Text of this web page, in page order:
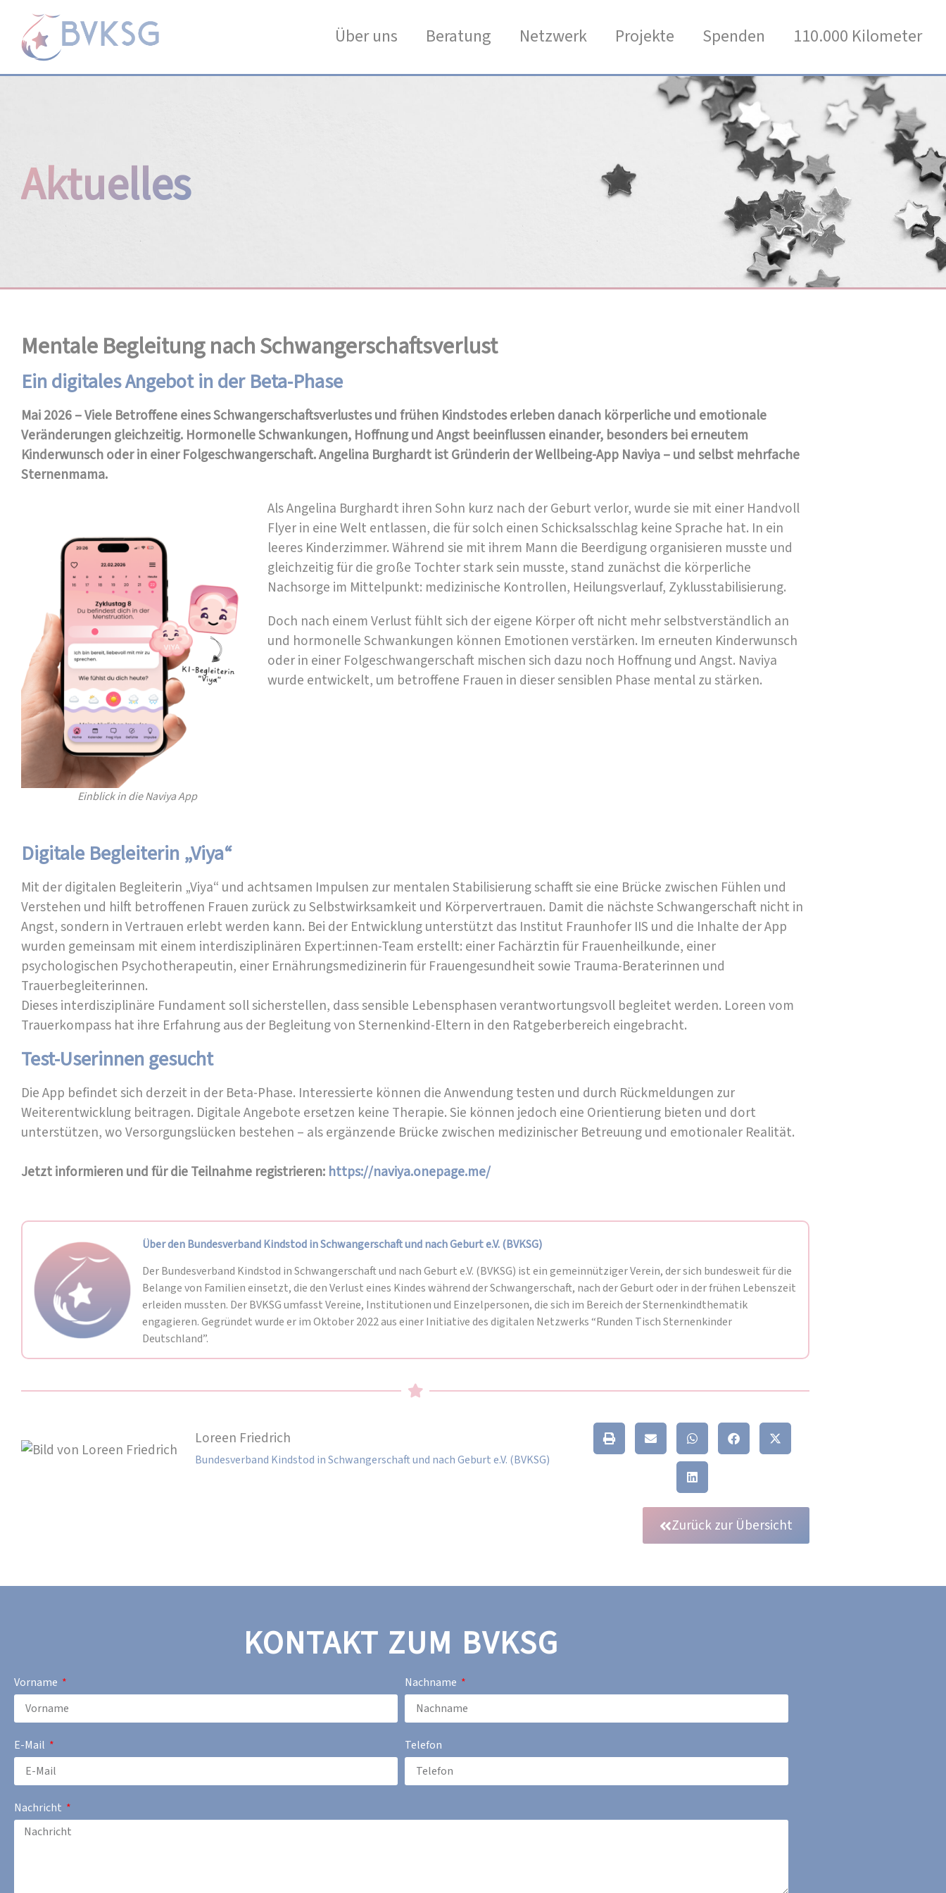
Über uns Beratung Netzwerk Projekte Spenden 110.000 Kilometer
Aktuelles
Mentale Begleitung nach Schwangerschaftsverlust
Ein digitales Angebot in der Beta-Phase
Mai 2026 – Viele Betroffene eines Schwangerschaftsverlustes und frühen Kindstodes erleben danach körperliche und emotionale
Veränderungen gleichzeitig. Hormonelle Schwankungen, Hoffnung und Angst beeinflussen einander, besonders bei erneutem
Kinderwunsch oder in einer Folgeschwangerschaft. Angelina Burghardt ist Gründerin der Wellbeing-App Naviya – und selbst mehrfache
Sternenmama.
Einblick in die Naviya App
Als Angelina Burghardt ihren Sohn kurz nach der Geburt verlor, wurde sie mit einer Handvoll
Flyer in eine Welt entlassen, die für solch einen Schicksalsschlag keine Sprache hat. In ein
leeres Kinderzimmer. Während sie mit ihrem Mann die Beerdigung organisieren musste und
gleichzeitig für die große Tochter stark sein musste, stand zunächst die körperliche
Nachsorge im Mittelpunkt: medizinische Kontrollen, Heilungsverlauf, Zyklusstabilisierung.
Doch nach einem Verlust fühlt sich der eigene Körper oft nicht mehr selbstverständlich an
und hormonelle Schwankungen können Emotionen verstärken. Im erneuten Kinderwunsch
oder in einer Folgeschwangerschaft mischen sich dazu noch Hoffnung und Angst. Naviya
wurde entwickelt, um betroffene Frauen in dieser sensiblen Phase mental zu stärken.
Digitale Begleiterin „Viya“
Mit der digitalen Begleiterin „Viya“ und achtsamen Impulsen zur mentalen Stabilisierung schafft sie eine Brücke zwischen Fühlen und
Verstehen und hilft betroffenen Frauen zurück zu Selbstwirksamkeit und Körpervertrauen. Damit die nächste Schwangerschaft nicht in
Angst, sondern in Vertrauen erlebt werden kann. Bei der Entwicklung unterstützt das Institut Fraunhofer IIS und die Inhalte der App
wurden gemeinsam mit einem interdisziplinären Expert:innen-Team erstellt: einer Fachärztin für Frauenheilkunde, einer
psychologischen Psychotherapeutin, einer Ernährungsmedizinerin für Frauengesundheit sowie Trauma-Beraterinnen und
Trauerbegleiterinnen.
Dieses interdisziplinäre Fundament soll sicherstellen, dass sensible Lebensphasen verantwortungsvoll begleitet werden. Loreen vom
Trauerkompass hat ihre Erfahrung aus der Begleitung von Sternenkind-Eltern in den Ratgeberbereich eingebracht.
Test-Userinnen gesucht
Die App befindet sich derzeit in der Beta-Phase. Interessierte können die Anwendung testen und durch Rückmeldungen zur
Weiterentwicklung beitragen. Digitale Angebote ersetzen keine Therapie. Sie können jedoch eine Orientierung bieten und dort
unterstützen, wo Versorgungslücken bestehen – als ergänzende Brücke zwischen medizinischer Betreuung und emotionaler Realität.
Jetzt informieren und für die Teilnahme registrieren: https://naviya.onepage.me/
Über den Bundesverband Kindstod in Schwangerschaft und nach Geburt e.V. (BVKSG)
Der Bundesverband Kindstod in Schwangerschaft und nach Geburt e.V. (BVKSG) ist ein gemeinnütziger Verein, der sich bundesweit für die
Belange von Familien einsetzt, die den Verlust eines Kindes während der Schwangerschaft, nach der Geburt oder in der frühen Lebenszeit
erleiden mussten. Der BVKSG umfasst Vereine, Institutionen und Einzelpersonen, die sich im Bereich der Sternenkindthematik
engagieren. Gegründet wurde er im Oktober 2022 aus einer Initiative des digitalen Netzwerks “Runden Tisch Sternenkinder
Deutschland”.
Loreen Friedrich
Bundesverband Kindstod in Schwangerschaft und nach Geburt e.V. (BVKSG)
Zurück zur Übersicht
KONTAKT ZUM BVKSG
Vorname Nachname
E-Mail Telefon
Nachricht